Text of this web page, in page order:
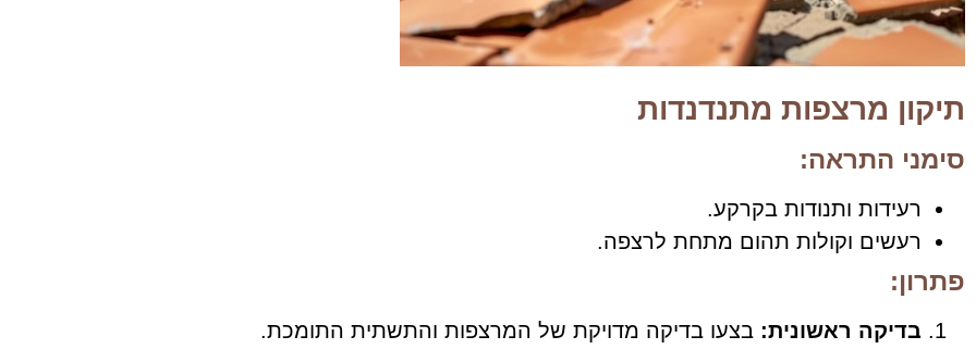
תיקון מרצפות מתנדנדות
סימני התראה:
רעידות ותנודות בקרקע.
רעשים וקולות תהום מתחת לרצפה.
פתרון:
בדיקה ראשונית: בצעו בדיקה מדויקת של המרצפות והתשתית התומכת.